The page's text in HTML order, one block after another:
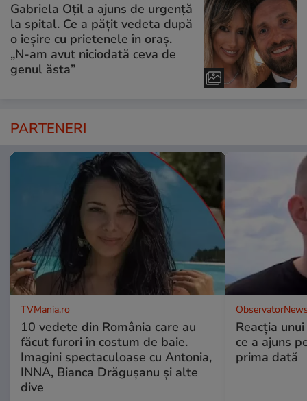
Gabriela Oțil a ajuns de urgență
la spital. Ce a pățit vedeta după
o ieșire cu prietenele în oraș.
„N-am avut niciodată ceva de
genul ăsta”
PARTENERI
TVMania.ro
10 vedete din România care au
făcut furori în costum de baie.
Imagini spectaculoase cu Antonia,
INNA, Bianca Drăgușanu și alte
dive
Reacția
ce a ajuns
prima dată